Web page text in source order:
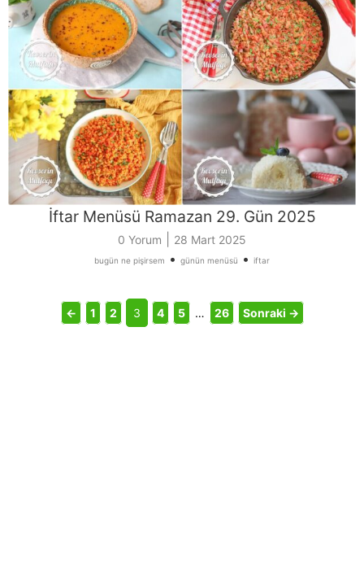
İftar Menüsü Ramazan 29. Gün 2025
0 Yorum 28 Mart 2025
bugün ne pişirsem • günün menüsü • iftar
← 1 2 3 4 5 … 26 Sonraki →